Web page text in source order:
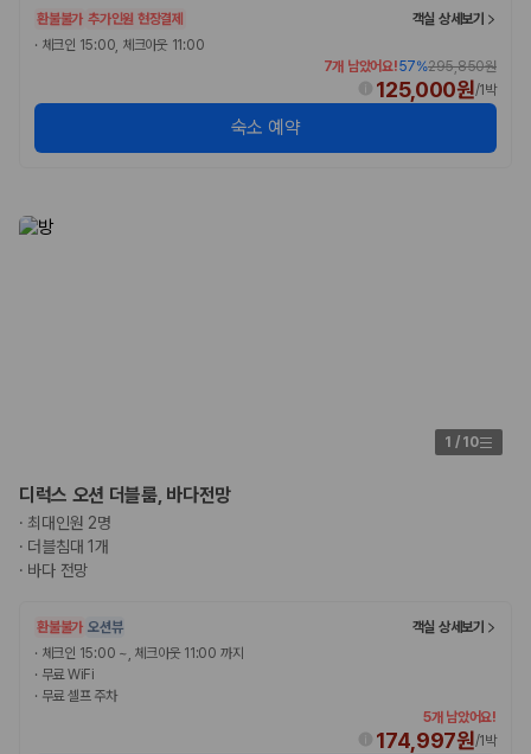
환불불가 추가인원 현장결제
객실 상세보기
· 체크인 15:00, 체크아웃 11:00
7개 남았어요!57%295,850원
125,000원/1박
숙소 예약
1 / 10
디럭스 오션 더블룸, 바다전망
· 최대인원 2명
· 더블침대 1개
· 바다 전망
환불불가 오션뷰
객실 상세보기
· 체크인 15:00 ~, 체크아웃 11:00 까지
· 무료 WiFi
· 무료 셀프 주차
5개 남았어요!
174,997원/1박